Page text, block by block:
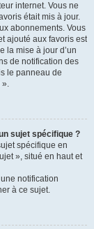
internet. Vous ne
était mis à jour.
abonnements. Vous
ajouté aux favoris est
la mise à jour d’un
de notification des
le panneau de
».
sujet spécifique ?
spécifique en
», situé en haut et
notification
à ce sujet.